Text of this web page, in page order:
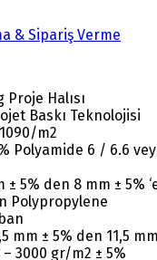
& Sipariş Verme
Proje Halısı
Baskı Teknolojisi
m2
Polyamide 6 / 6.6
± 5% den 8 mm ± 5%
Polypropylene
mm ± 5% den 11,5
– 3000 gr/m2 ± 5%